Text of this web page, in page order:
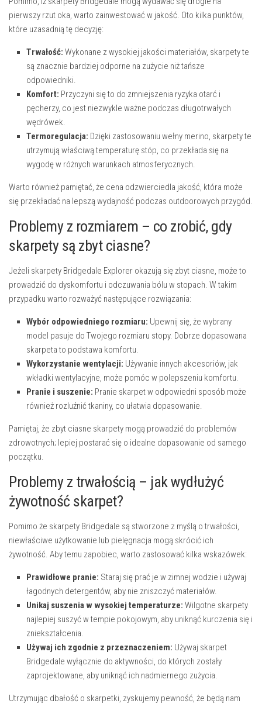
pierwszy rzut oka, warto zainwestować w jakość. Oto kilka punktów,
które uzasadnią tę decyzję:
Trwałość: Wykonane z wysokiej jakości materiałów, skarpety te
są znacznie bardziej odporne na zużycie niż tańsze
odpowiedniki.
Komfort: Przyczyni się to do zmniejszenia ryzyka otarć i
pęcherzy, co jest niezwykle ważne podczas długotrwałych
wędrówek.
Termoregulacja: Dzięki zastosowaniu wełny merino, skarpety te
utrzymują właściwą temperaturę stóp, co przekłada się na
wygodę w różnych warunkach atmosferycznych.
Warto również pamiętać, że cena odzwierciedla jakość, która może
się przekładać na lepszą wydajność podczas outdoorowych przygód.
Problemy z rozmiarem – co zrobić, gdy
skarpety są zbyt ciasne?
Jeżeli skarpety Bridgedale Explorer okazują się zbyt ciasne, może to
prowadzić do dyskomfortu i odczuwania bólu w stopach. W takim
przypadku warto rozważyć następujące rozwiązania:
Wybór odpowiedniego rozmiaru: Upewnij się, że wybrany
model pasuje do Twojego rozmiaru stopy. Dobrze dopasowana
skarpeta to podstawa komfortu.
Wykorzystanie wentylacji: Używanie innych akcesoriów, jak
wkładki wentylacyjne, może pomóc w polepszeniu komfortu.
Pranie i suszenie: Pranie skarpet w odpowiedni sposób może
również rozluźnić tkaniny, co ułatwia dopasowanie.
Pamiętaj, że zbyt ciasne skarpety mogą prowadzić do problemów
zdrowotnych; lepiej postarać się o idealne dopasowanie od samego
początku.
Problemy z trwałością – jak wydłużyć
żywotność skarpet?
Pomimo że skarpety Bridgedale są stworzone z myślą o trwałości,
niewłaściwe użytkowanie lub pielęgnacja mogą skrócić ich
żywotność. Aby temu zapobiec, warto zastosować kilka wskazówek:
Prawidłowe pranie: Staraj się prać je w zimnej wodzie i używaj
łagodnych detergentów, aby nie zniszczyć materiałów.
Unikaj suszenia w wysokiej temperaturze: Wilgotne skarpety
najlepiej suszyć w tempie pokojowym, aby uniknąć kurczenia się i
zniekształcenia.
Używaj ich zgodnie z przeznaczeniem: Używaj skarpet
Bridgedale wyłącznie do aktywności, do których zostały
zaprojektowane, aby uniknąć ich nadmiernego zużycia.
Utrzymując dbałość o skarpetki, zyskujemy pewność, że będą nam